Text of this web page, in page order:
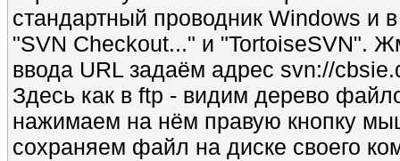
стандартный проводник Windows
"SVN Checkout..." и "TortoiseSVN".
ввода URL задаём адрес svn://
Здесь как в ftp - видим дерево
нажимаем на нём правую кнопку
сохраняем файл на диске своего